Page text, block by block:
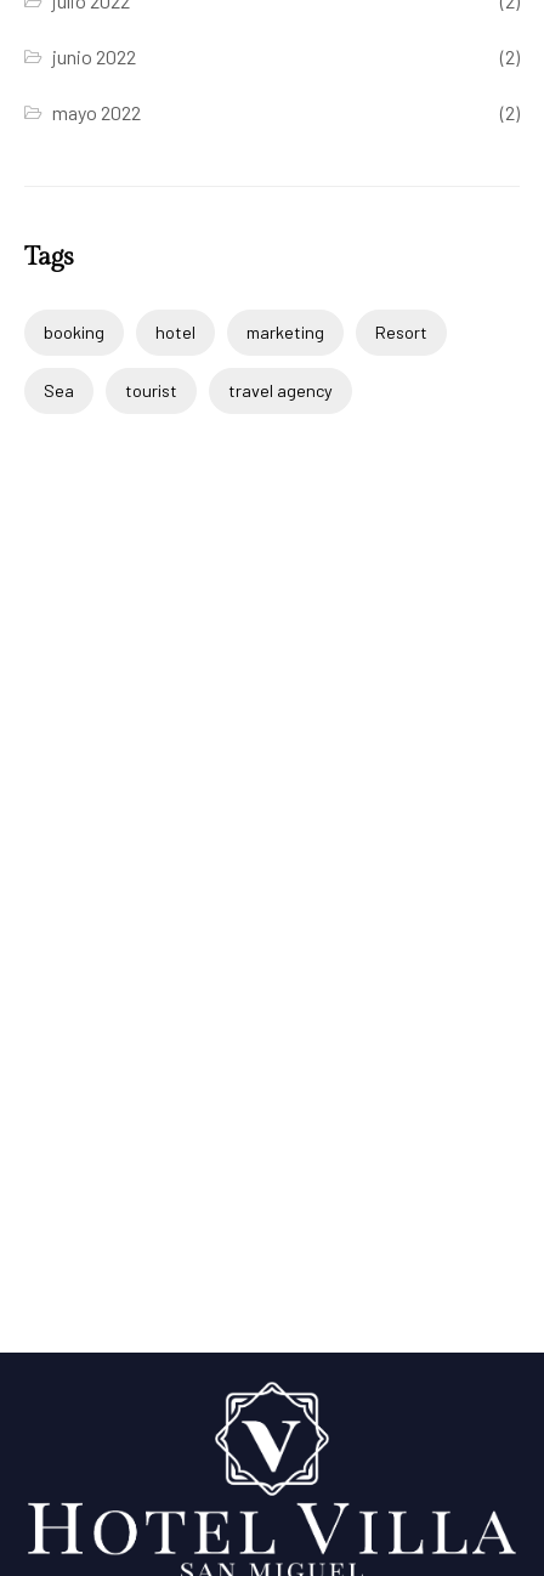
junio 2022 (2)
mayo 2022 (2)
Tags
booking hotel marketing Resort
Sea tourist travel agency